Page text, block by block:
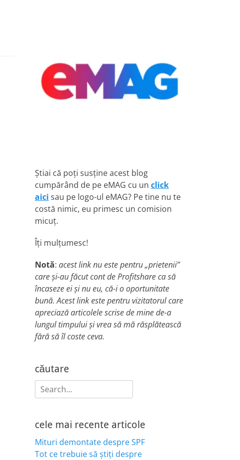
Știai că poți susține acest blog
cumpărând de pe eMAG cu un click
aici sau pe logo-ul eMAG? Pe tine nu te
costă nimic, eu primesc un comision
micuț.
Îți mulțumesc!
Notă: acest link nu este pentru „prietenii”
care și-au făcut cont de Profitshare ca să
încaseze ei și nu eu, că-i o oportunitate
bună. Acest link este pentru vizitatorul care
apreciază articolele scrise de mine de-a
lungul timpului și vrea să mă răsplătească
fără să îl coste ceva.
căutare
Search
for:
cele mai recente articole
Mituri demontate despre SPF
Tot ce trebuie să știți despre